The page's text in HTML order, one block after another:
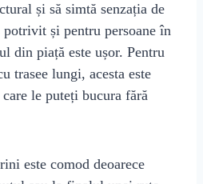
și să simtă senzația de
potrivit și pentru persoane în
din piață este ușor. Pentru
trasee lungi, acesta este
le puteți bucura fără
este comod deoarece